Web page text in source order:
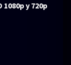
y 720p